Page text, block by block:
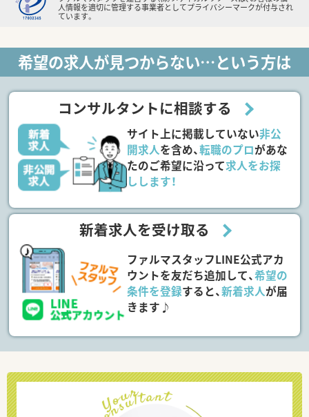
人情報を適切に管理する事業者としてプライバシーマークが付与され
ています。
希望の求人が見つからない…という方は
コンサルタントに相談する
サイト上に掲載していない非公
開求人を含め、転職のプロがあな
たのご希望に沿って求人をお探
しします！
新着求人を受け取る
ファルマスタッフLINE公式アカ
ウントを友だち追加して、希望の
条件を登録すると、新着求人が届
きます♪